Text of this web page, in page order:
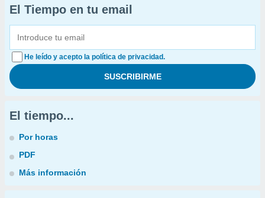
El Tiempo en tu email
He leído y acepto la política de privacidad.
El tiempo...
Por horas
PDF
Más información